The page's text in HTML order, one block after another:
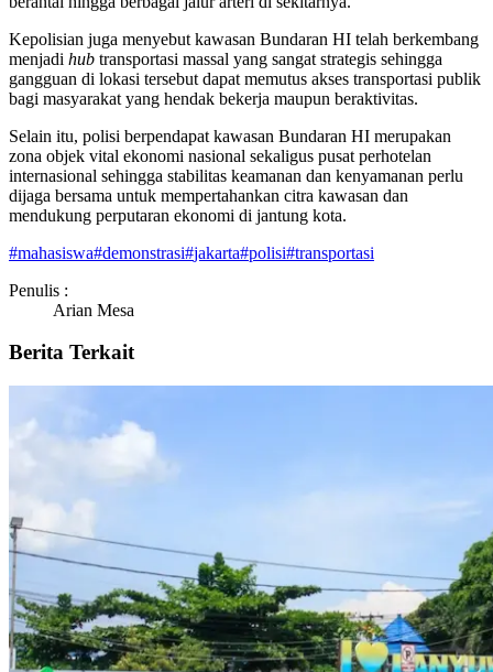
Kepolisian juga menyebut kawasan Bundaran HI telah berkembang
menjadi hub transportasi massal yang sangat strategis sehingga
gangguan di lokasi tersebut dapat memutus akses transportasi publik
bagi masyarakat yang hendak bekerja maupun beraktivitas.
Selain itu, polisi berpendapat kawasan Bundaran HI merupakan
zona objek vital ekonomi nasional sekaligus pusat perhotelan
internasional sehingga stabilitas keamanan dan kenyamanan perlu
dijaga bersama untuk mempertahankan citra kawasan dan
mendukung perputaran ekonomi di jantung kota.
#mahasiswa#demonstrasi#jakarta#polisi#transportasi
Penulis :
Arian Mesa
Berita Terkait